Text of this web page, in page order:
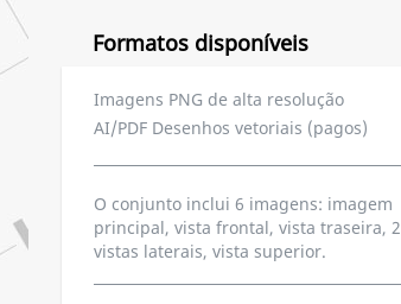
Formatos disponíveis
Imagens PNG de alta resolução
AI/PDF Desenhos vetoriais (pagos)
O conjunto inclui 6 imagens: imagem
principal, vista frontal, vista traseira, 2
vistas laterais, vista superior.